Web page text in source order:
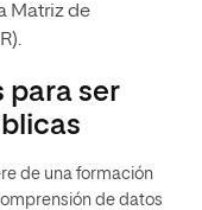
Matriz de
para ser
de una formación
de datos